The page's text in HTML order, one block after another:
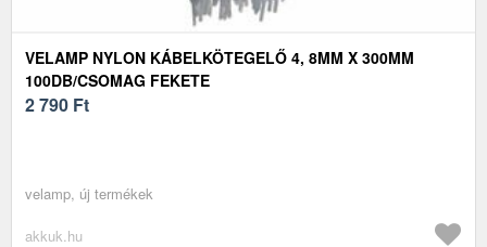
VELAMP NYLON KÁBELKÖTEGELŐ 4, 8MM X 300MM
100DB/CSOMAG FEKETE
2 790 Ft
velamp, új termékek
akkuk.hu